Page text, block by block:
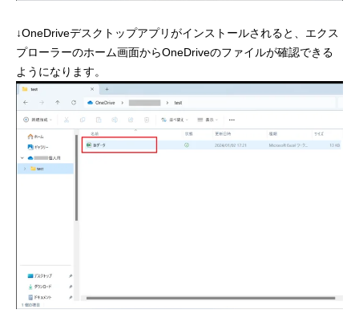
↓OneDriveデスクトップアプリがインストールされると、エクス
プローラーのホーム画面からOneDriveのファイルが確認できる
ようになります。